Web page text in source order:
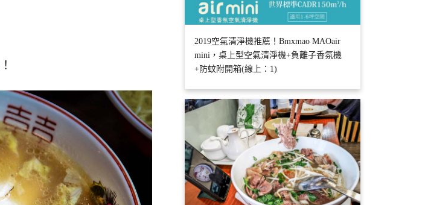
！
2019空氣清淨機推薦！Bmxmao MAOair
mini，桌上型空氣清淨機+負離子香氛機
+防蚊附開箱(線上：1)